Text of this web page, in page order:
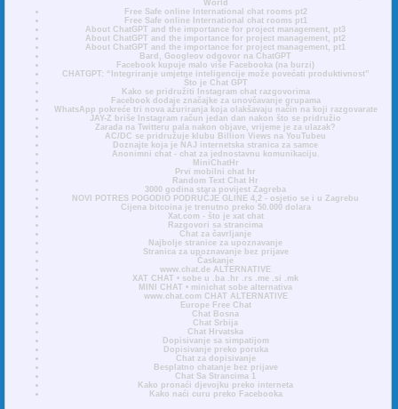
World
Free Safe online International chat rooms pt2
Free Safe online International chat rooms pt1
About ChatGPT and the importance for project management, pt3
About ChatGPT and the importance for project management, pt2
About ChatGPT and the importance for project management, pt1
Bard, Googleov odgovor na ChatGPT
Facebook kupuje malo više Facebooka (na burzi)
CHATGPT: “Integriranje umjetne inteligencije može povećati produktivnost”
Što je Chat GPT
Kako se pridružiti Instagram chat razgovorima
Facebook dodaje značajke za unovčavanje grupama
WhatsApp pokreće tri nova ažuriranja koja olakšavaju način na koji razgovarate
JAY-Z briše Instagram račun jedan dan nakon što se pridružio
Zarada na Twitteru pala nakon objave, vrijeme je za ulazak?
AC/DC se pridružuje klubu Billion Views na YouTubeu
Doznajte koja je NAJ internetska stranica za samce
Anonimni chat - chat za jednostavnu komunikaciju.
MiniChatHr
Prvi mobilni chat hr
Random Text Chat Hr
3000 godina stara povijest Zagreba
NOVI POTRES POGODIO PODRUČJE GLINE 4,2 - osjetio se i u Zagrebu
Cijena bitcoina je trenutno preko 50.000 dolara
Xat.com - što je xat chat
Razgovori sa strancima
Chat za čavrljanje
Najbolje stranice za upoznavanje
Stranica za upoznavanje bez prijave
Časkanje
www.chat.de ALTERNATIVE
XAT CHAT • sobe u .ba .hr .rs .me .si .mk
MINI CHAT • minichat sobe alternativa
www.chat.com CHAT ALTERNATIVE
Europe Free Chat
Chat Bosna
Chat Srbija
Chat Hrvatska
Dopisivanje sa simpatijom
Dopisivanje preko poruka
Chat za dopisivanje
Besplatno chatanje bez prijave
Chat Sa Strancima 1
Kako pronaći djevojku preko interneta
Kako naći curu preko Facebooka